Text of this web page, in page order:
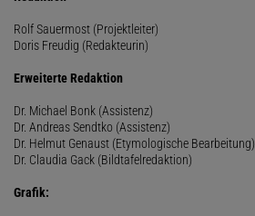
Rolf Sauermost (Projektleiter)
Doris Freudig (Redakteurin)
Erweiterte Redaktion
Dr. Michael Bonk (Assistenz)
Dr. Andreas Sendtko (Assistenz)
Dr. Helmut Genaust (Etymologische Bearbeitung)
Dr. Claudia Gack (Bildtafelredaktion)
Grafik: